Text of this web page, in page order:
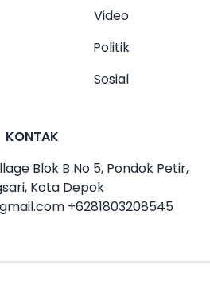
Video
Politik
Sosial
KONTAK
Blok B No 5, Pondok Petir,
Kota Depok
+6281803208545